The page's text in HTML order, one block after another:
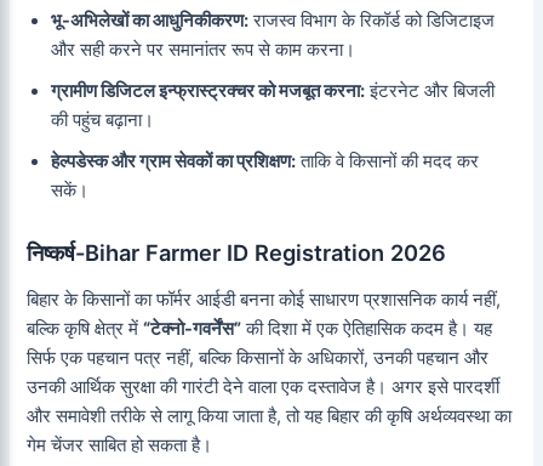
भू-अभिलेखों का आधुनिकीकरण:राजस्व विभाग के रिकॉर्ड को डिजिटाइज
और सही करने पर समानांतर रूप से काम करना।
ग्रामीण डिजिटल इन्फ्रास्ट्रक्चर को मजबूत करना:इंटरनेट और बिजली
की पहुंच बढ़ाना।
हेल्पडेस्क और ग्राम सेवकों का प्रशिक्षण:ताकि वे किसानों की मदद कर
सकें।
निष्कर्ष-Bihar Farmer ID Registration 2026
बिहार के किसानों का फॉर्मर आईडी बनना कोई साधारण प्रशासनिक कार्य नहीं,
बल्कि कृषि क्षेत्र में“टेक्नो-गवर्नेंस”की दिशा में एक ऐतिहासिक कदम है। यह
सिर्फ एक पहचान पत्र नहीं, बल्कि किसानों के अधिकारों, उनकी पहचान और
उनकी आर्थिक सुरक्षा की गारंटी देने वाला एक दस्तावेज है। अगर इसे पारदर्शी
और समावेशी तरीके से लागू किया जाता है, तो यह बिहार की कृषि अर्थव्यवस्था का
गेम चेंजर साबित हो सकता है।